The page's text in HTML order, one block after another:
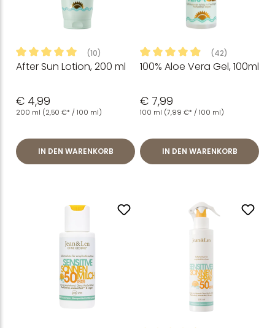
Durchschnittliche Bewertung von 5 von 5 Sternen
(10)
After Sun Lotion, 200 ml
€ 4,99
200 ml (2,50 €* / 100 ml)
IN DEN WARENKORB
Durchschnittliche
(42)
100% Aloe Vera Gel, 100ml
€ 7,99
100 ml (7,99 €* / 100 ml)
IN DEN WARENKORB